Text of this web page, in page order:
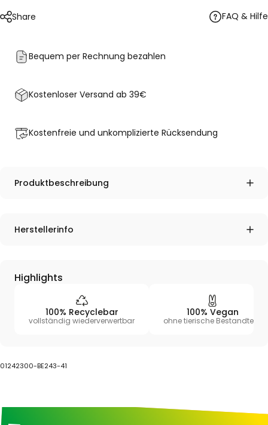
Share FAQ & Hilfe
Bequem per Rechnung bezahlen
Kostenloser Versand ab 39€
Kostenfreie und unkomplizierte Rücksendung
Produktbeschreibung
Herstellerinfo
Highlights
100% Recyclebar
vollständig wiederverwertbar
100% Vegan
ohne tierische Bestandteile
01242300-BE243-41